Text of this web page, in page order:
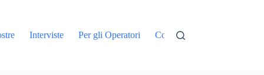
Interviste Per gli Operatori Contatti